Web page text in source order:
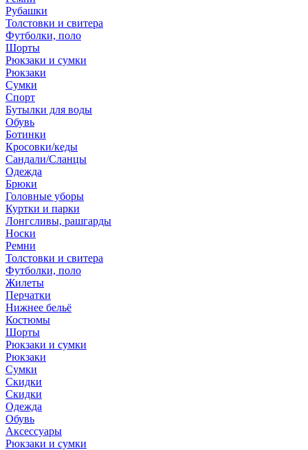
Рубашки
Толстовки и свитера
Футболки, поло
Шорты
Рюкзаки и сумки
Рюкзаки
Сумки
Спорт
Бутылки для воды
Обувь
Ботинки
Кросовки/кеды
Сандали/Сланцы
Одежда
Брюки
Головные уборы
Куртки и парки
Лонгсливы, рашгарды
Носки
Ремни
Толстовки и свитера
Футболки, поло
Жилеты
Перчатки
Нижнее бельё
Костюмы
Шорты
Рюкзаки и сумки
Рюкзаки
Сумки
Скидки
Скидки
Одежда
Обувь
Аксессуары
Рюкзаки и сумки